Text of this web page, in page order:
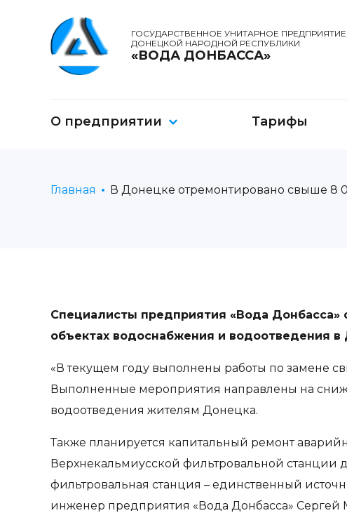
ГОСУДАРСТВЕННОЕ УНИТАРНОЕ ПРЕДПРИЯТИЕ
ДОНЕЦКОЙ НАРОДНОЙ РЕСПУБЛИКИ
«ВОДА ДОНБАССА»
О предприятии Тарифы
Главная В Донецке отремонтировано свыше 8
Специалисты предприятия «Вода
объектах водоснабжения и водоотведения в
«В текущем году выполнены работы по замене
Выполненные мероприятия направлены на
водоотведения жителям Донецка.
Также планируется капитальный ремонт
Верхнекальмиусской фильтровальной станции
фильтровальная станция – единственный
инженер предприятия «Вода Донбасса» Сергей